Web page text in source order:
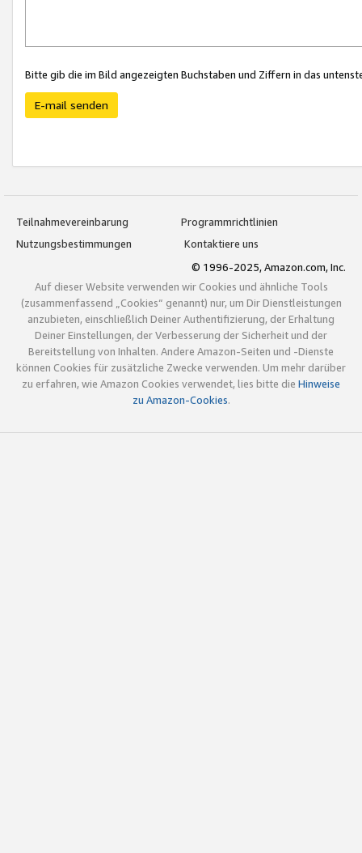
Bitte gib die im Bild angezeigten Buchstaben und Ziffern in das
E-mail senden
Teilnahmevereinbarung
Programmrichtlinien
Nutzungsbestimmungen
Kontaktiere uns
© 1996-2025, Amazon.com, Inc.
Auf dieser Website verwenden wir Cookies und ähnliche Tools
(zusammenfassend „Cookies“ genannt) nur, um Dir Dienstleistungen
anzubieten, einschließlich Deiner Authentifizierung, der Erhaltung
Deiner Einstellungen, der Verbesserung der Sicherheit und der
Bereitstellung von Inhalten. Andere Amazon-Seiten und -Dienste
können Cookies für zusätzliche Zwecke verwenden. Um mehr darüber
zu erfahren, wie Amazon Cookies verwendet, lies bitte die Hinweise
zu Amazon-Cookies.